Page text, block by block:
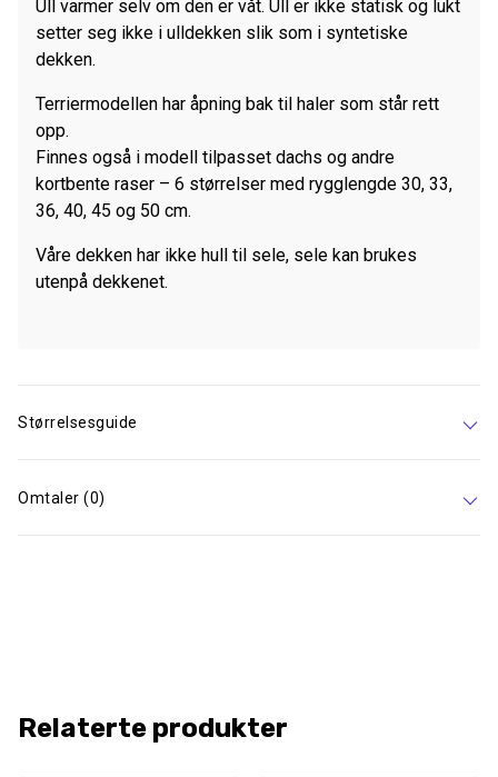
Ull varmer selv om den er våt. Ull er ikke statisk og lukt
setter seg ikke i ulldekken slik som i syntetiske
dekken.
Terriermodellen har åpning bak til haler som står rett
opp.
Finnes også i modell tilpasset dachs og andre
kortbente raser – 6 størrelser med rygglengde 30, 33,
36, 40, 45 og 50 cm.
Våre dekken har ikke hull til sele, sele kan brukes
utenpå dekkenet.
Størrelsesguide
Omtaler (0)
Relaterte produkter